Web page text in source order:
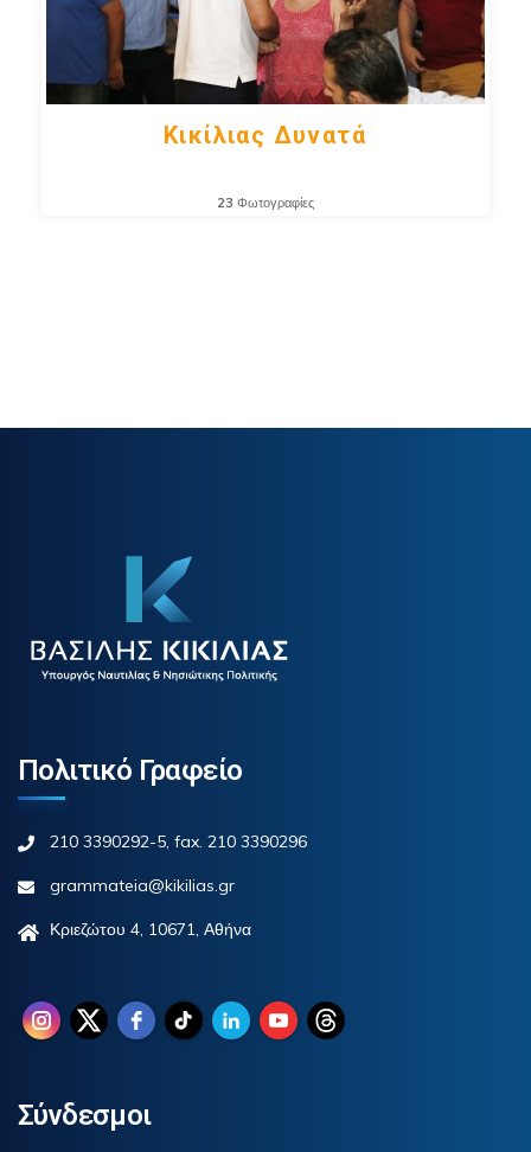
Κικίλιας Δυνατά
23 Φωτογραφίες
Πολιτικό Γραφείο
210 3390292-5, fax. 210 3390296
grammateia@kikilias.gr
Κριεζώτου 4, 10671, Αθήνα
Σύνδεσμοι